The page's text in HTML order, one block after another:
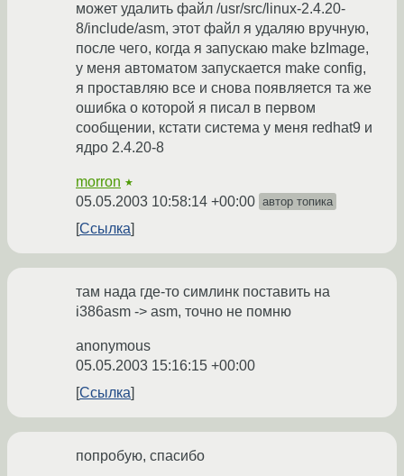
может удалить файл /usr/src/linux-2.4.20-
8/include/asm, этот файл я удаляю вручную,
после чего, когда я запускаю make bzImage,
у меня автоматом запускается make config,
я проставляю все и снова появляется та же
ошибка о которой я писал в первом
сообщении, кстати система у меня redhat9 и
ядро 2.4.20-8
morron ★
05.05.2003 10:58:14 +00:00 автор топика
Ссылка
там нада где-то симлинк поставить на
i386asm -> asm, точно не помню
anonymous
05.05.2003 15:16:15 +00:00
Ссылка
попробую, спасибо